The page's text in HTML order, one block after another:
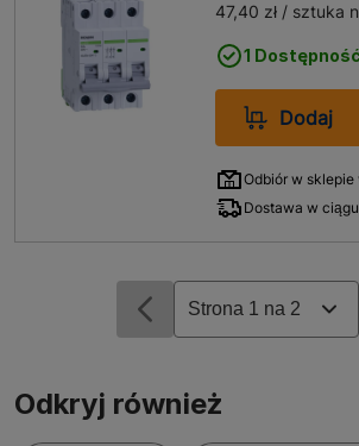
47,40 zł / sztuka
1
Dodaj
Odbiór w sklepie
Dostawa w
Odkryj również